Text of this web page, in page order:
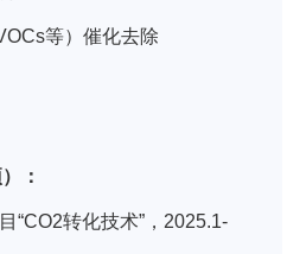
等）催化去除
：
“CO2转化技术”，2025.1-